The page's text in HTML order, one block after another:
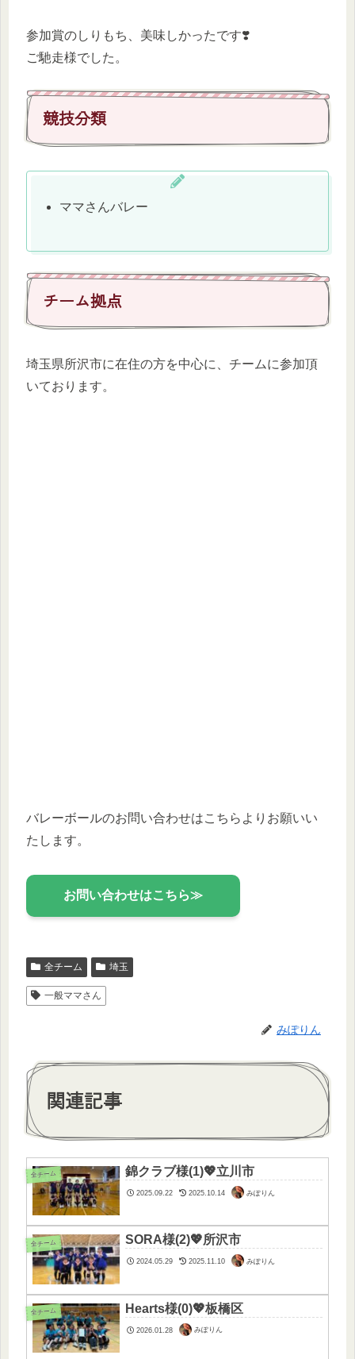
参加賞のしりもち、美味しかったです❣️
ご馳走様でした。
競技分類
ママさんバレー
チーム拠点
埼玉県所沢市に在住の方を中心に、チームに参加頂
いております。
バレーボールのお問い合わせはこちらよりお願いい
たします。
お問い合わせはこちら≫
全チーム 埼玉
一般ママさん
みぽりん
関連記事
全チーム 錦クラブ様(1)💖立川市
2025.09.22 2025.10.14 みぽりん
全チーム SORA様(2)💖所沢市
2024.05.29 2025.11.10 みぽりん
全チーム Hearts様(0)💖板橋区
2026.01.28 みぽりん